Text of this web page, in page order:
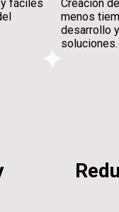
fáciles
Creación
menos
desarrollo
soluciones.